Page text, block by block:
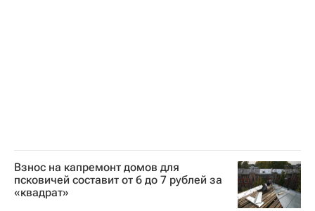
Взнос на капремонт домов для
псковичей составит от 6 до 7 рублей за
«квадрат»